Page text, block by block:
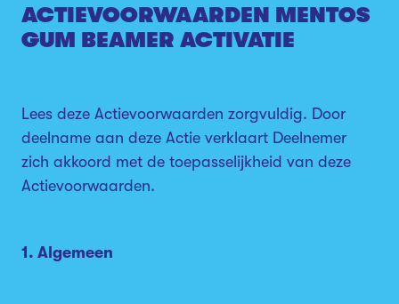
ACTIEVOORWAARDEN MENTOS
GUM BEAMER ACTIVATIE
Lees deze Actievoorwaarden zorgvuldig. Door
deelname aan deze Actie verklaart Deelnemer
zich akkoord met de toepasselijkheid van deze
Actievoorwaarden.
1. Algemeen